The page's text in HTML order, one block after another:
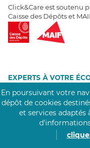
Click&Care est soutenu
Caisse des Dépôts et
EXPERTS À VOTRE
Un besoin de
téléphone 7/7.
Être rappelé aujourd'hui
MOIGNAGES
En poursuivant votre
dépôt de cookies
et services adaptés